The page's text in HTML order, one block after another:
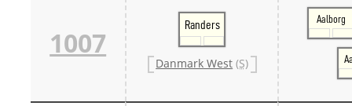
1007
Randers
Danmark West (S)
Aalborg